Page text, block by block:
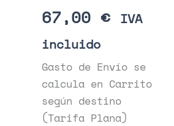
67,00 € IVA
incluido
Gasto de Envío se
calcula en Carrito
según destino
(Tarifa Plana)